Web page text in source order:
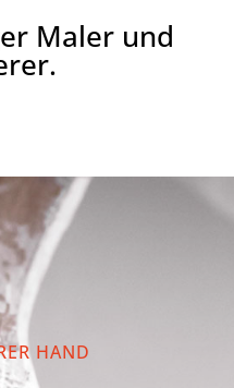
Maler und
HAND